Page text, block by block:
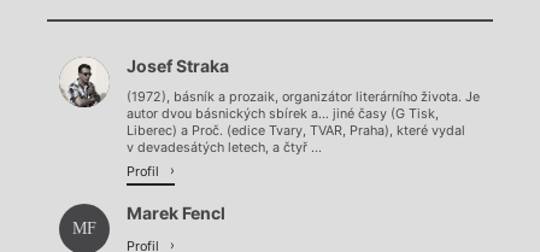
Chviličku.
Josef Straka
(1972), básník a prozaik, organizátor literárního života. Je
autor dvou básnických sbírek a… jiné časy (G Tisk,
Liberec) a Proč. (edice Tvary, TVAR, Praha), které vydal
v devadesátých letech, a čtyř ...
Profil
MF
Marek Fencl
Profil